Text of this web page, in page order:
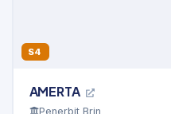
S4
AMERTA
Penerbit Brin